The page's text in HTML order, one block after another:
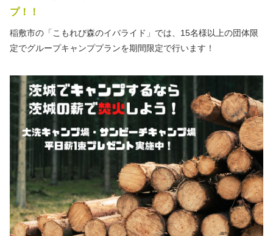
プ！！
稲敷市の「こもれび森のイバライド」では、15名様以上の団体限
定でグループキャンププランを期間限定で行います！